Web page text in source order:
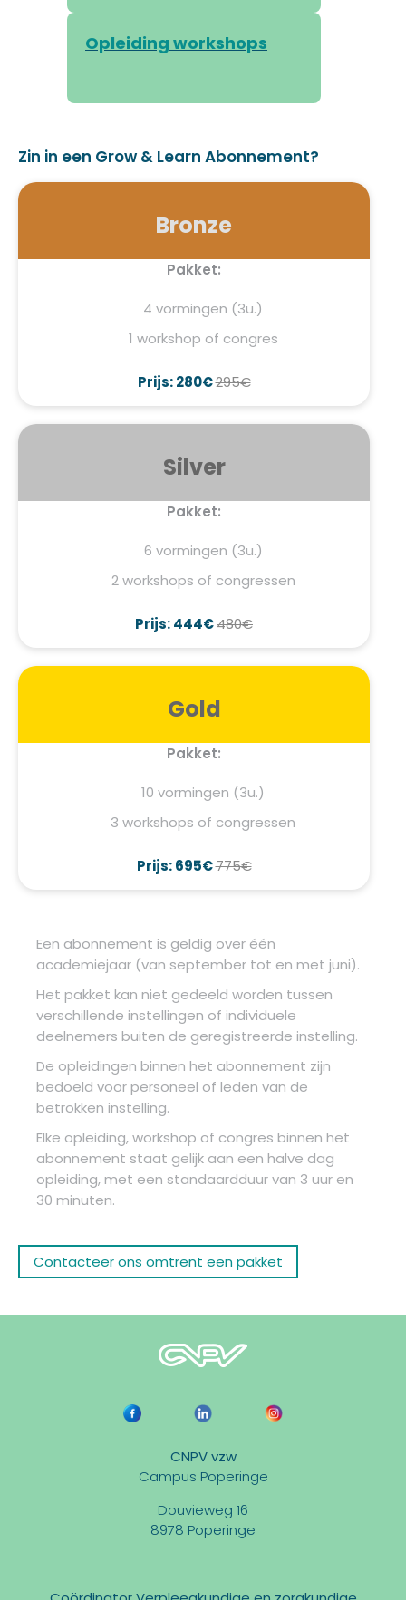
Opleiding workshops
Zin in een Grow & Learn Abonnement?
Bronze
Pakket:
4 vormingen (3u.)
1 workshop of congres
Prijs: 280€295€
Silver
Pakket:
6 vormingen (3u.)
2 workshops of congressen
Prijs: 444€480€
Gold
Pakket:
10 vormingen (3u.)
3 workshops of congressen
Prijs: 695€775€
Een abonnement is geldig over één
academiejaar (van september tot en met juni).
Het pakket kan niet gedeeld worden tussen
verschillende instellingen of individuele
deelnemers buiten de geregistreerde instelling.
De opleidingen binnen het abonnement zijn
bedoeld voor personeel of leden van de
betrokken instelling.
Elke opleiding, workshop of congres binnen het
abonnement staat gelijk aan een halve dag
opleiding, met een standaardduur van 3 uur en
30 minuten.
Contacteer ons omtrent een pakket
CNPV vzw
Campus Poperinge
Douvieweg 16
8978 Poperinge